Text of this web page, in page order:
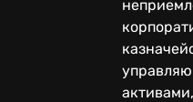
активами,